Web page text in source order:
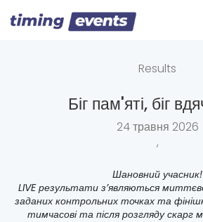
Results
Біг пам'яті, біг
24 травня 2026
,
Шановний учасник!
LIVE результати з’являються
заданих контрольних точках та
тимчасові та після розгляду скарг